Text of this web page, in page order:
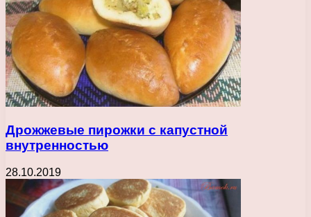
Дрожжевые пирожки с капустной
внутренностью
28.10.2019